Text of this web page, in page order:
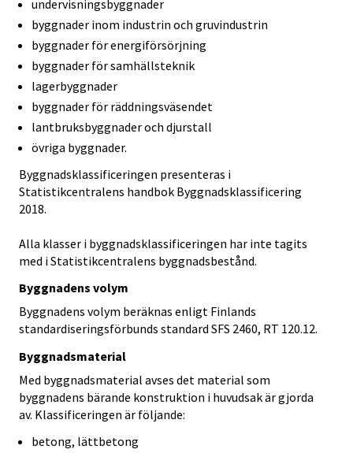
undervisningsbyggnader
byggnader inom industrin och gruvindustrin
byggnader för energiförsörjning
byggnader för samhällsteknik
lagerbyggnader
byggnader för räddningsväsendet
lantbruksbyggnader och djurstall
övriga byggnader.
Byggnadsklassificeringen presenteras i
Statistikcentralens handbok Byggnadsklassificering
2018.
Alla klasser i byggnadsklassificeringen har inte tagits
med i Statistikcentralens byggnadsbestånd.
Byggnadens volym
Byggnadens volym beräknas enligt Finlands
standardiseringsförbunds standard SFS 2460, RT 120.12.
Byggnadsmaterial
Med byggnadsmaterial avses det material som
byggnadens bärande konstruktion i huvudsak är gjorda
av. Klassificeringen är följande:
betong, lättbetong